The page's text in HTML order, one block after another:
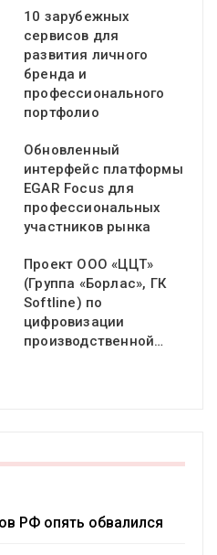
10 зарубежных
сервисов для
развития личного
бренда и
профессионального
портфолио
Обновленный
интерфейс платформы
EGAR Focus для
профессиональных
участников рынка
Проект ООО «ЦЦТ»
(Группа «Борлас», ГК
Softline) по
цифровизации
производственной…
РФ опять обвалился